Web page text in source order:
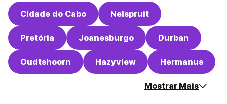
Cidade do Cabo Nelspruit
Pretória Joanesburgo Durban
Oudtshoorn Hazyview Hermanus
Mostrar Mais